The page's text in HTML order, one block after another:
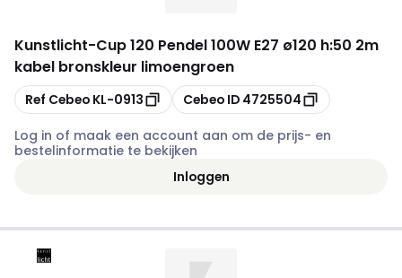
Kunstlicht-Cup 120 Pendel 100W E27 ø120 h:50 2m
kabel bronskleur limoengroen
Kopiëren
Ref Cebeo KL-0913 Kopiëren
Cebeo ID 4725504
Log in of maak een account aan om de prijs- en
bestelinformatie te bekijken
Inloggen